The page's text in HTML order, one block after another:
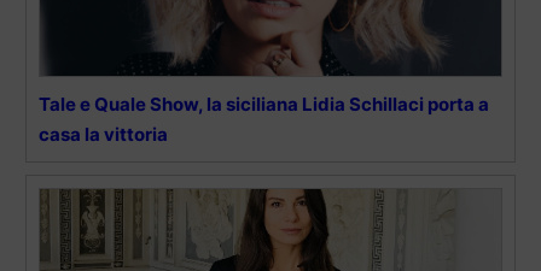
Tale e Quale Show, la siciliana Lidia Schillaci porta a
casa la vittoria